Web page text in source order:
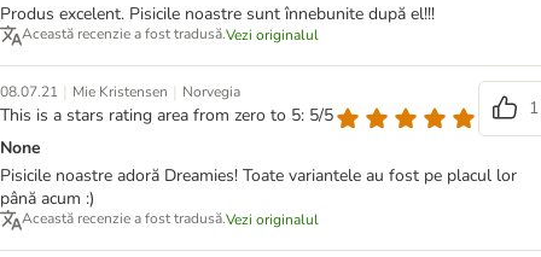
Produs excelent. Pisicile noastre sunt înnebunite după el!!!
Această recenzie a fost tradusă.Vezi originalul
08.07.21 | Mie Kristensen | Norvegia
This is a stars rating area from zero to 5: 5/5
1
None
Pisicile noastre adoră Dreamies! Toate variantele au fost pe placul lor
până acum :)
Această recenzie a fost tradusă.Vezi originalul